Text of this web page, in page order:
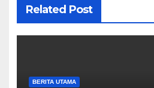
Related Post
BERITA UTAMA